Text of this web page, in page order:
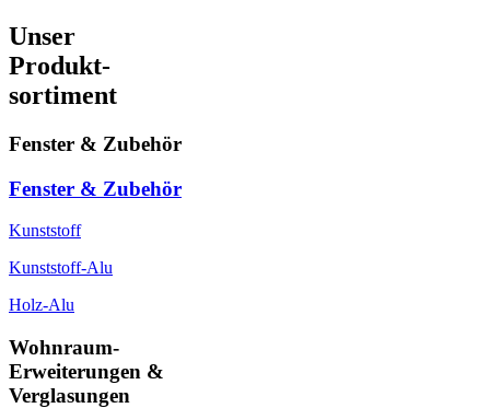
Unser
Produkt-
sortiment
Fenster & Zubehör
Fenster & Zubehör
Kunststoff
Kunststoff-Alu
Holz-Alu
Wohnraum-
Erweiterungen &
Verglasungen